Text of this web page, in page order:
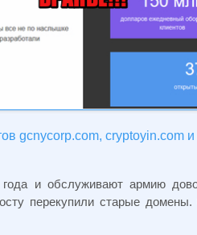
gcnycorp.com, cryptoyin.com
и обслуживают армию
перекупили старые